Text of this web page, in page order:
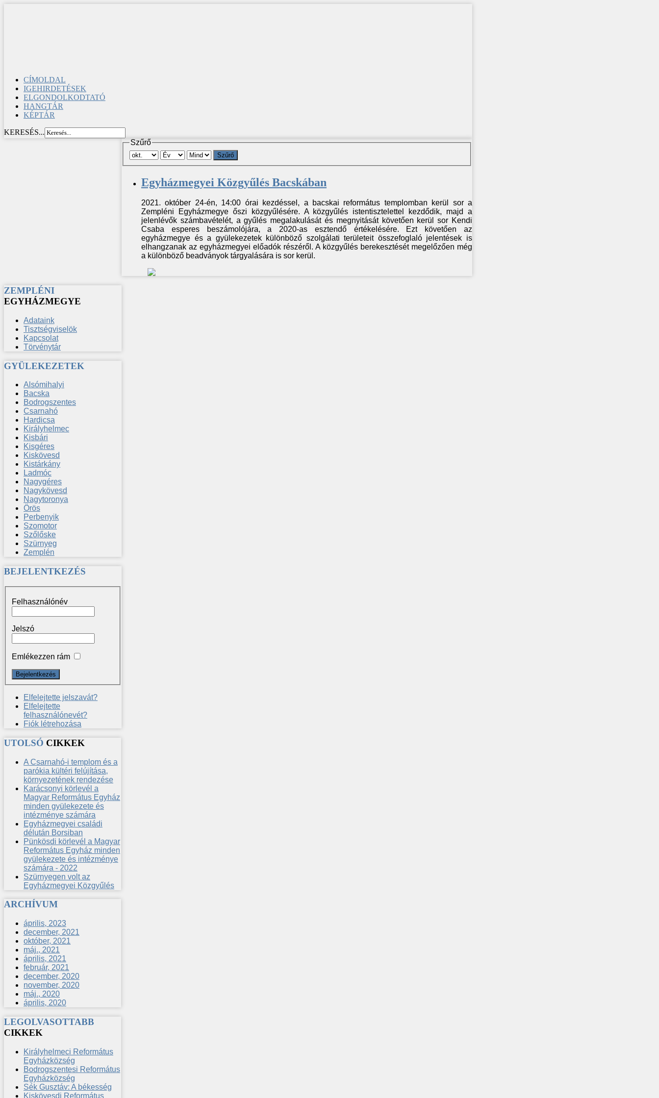
CÍMOLDAL
IGEHIRDETÉSEK
ELGONDOLKODTATÓ
HANGTÁR
KÉPTÁR
KERESÉS...
Szűrő
Szűrő
Egyházmegyei Közgyűlés Bacskában
2021. október 24-én, 14:00 órai kezdéssel, a bacskai református templomban kerül sor a
Zempléni Egyházmegye őszi közgyűlésére. A közgyűlés istentisztelettel kezdődik, majd a
jelenlévők számbavételét, a gyűlés megalakulását és megnyitását követően kerül sor Kendi
Csaba esperes beszámolójára, a 2020-as esztendő értékelésére. Ezt követően az
egyházmegye és a gyülekezetek különböző szolgálati területeit összefoglaló jelentések is
elhangzanak az egyházmegyei előadók részéről. A közgyűlés berekesztését megelőzően még
a különböző beadványok tárgyalására is sor kerül.
ZEMPLÉNI
EGYHÁZMEGYE
Adataink
Tisztségviselök
Kapcsolat
Törvénytár
GYÜLEKEZETEK
Alsómihalyi
Bacska
Bodrogszentes
Csarnahó
Hardicsa
Királyhelmec
Kisbári
Kisgéres
Kiskövesd
Kistárkány
Ladmóc
Nagygéres
Nagykövesd
Nagytoronya
Örös
Perbenyik
Szomotor
Szőlőske
Szürnyeg
Zemplén
BEJELENTKEZÉS
Felhasználónév
Jelszó
Emlékezzen rám
Elfelejtette jelszavát?
Elfelejtette
felhasználónevét?
Fiók létrehozása
UTOLSÓ CIKKEK
A Csarnahó-i templom és a
parókia kültéri felújítása,
környezetének rendezése
Karácsonyi körlevél a
Magyar Református Egyház
minden gyülekezete és
intézménye számára
Egyházmegyei családi
délután Borsiban
Pünkösdi körlevél a Magyar
Református Egyház minden
gyülekezete és intézménye
számára - 2022
Szürnyegen volt az
Egyházmegyei Közgyűlés
ARCHÍVUM
április, 2023
december, 2021
október, 2021
máj., 2021
április, 2021
február, 2021
december, 2020
november, 2020
máj., 2020
április, 2020
LEGOLVASOTTABB
CIKKEK
Királyhelmeci Református
Egyházközség
Bodrogszentesi Református
Egyházközség
Sék Gusztáv: A békesség
Kiskövesdi Református